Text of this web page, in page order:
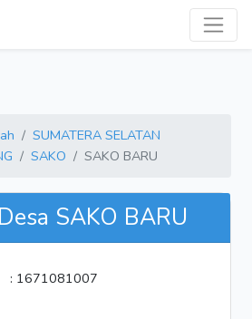
SUMATERA SELATAN
SAKO SAKO BARU
SAKO BARU
: 1671081007